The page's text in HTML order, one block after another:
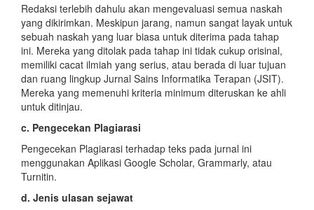
Redaksi terlebih dahulu akan mengevaluasi semua naskah
yang dikirimkan. Meskipun jarang, namun sangat layak untuk
sebuah naskah yang luar biasa untuk diterima pada tahap
ini. Mereka yang ditolak pada tahap ini tidak cukup orisinal,
memiliki cacat ilmiah yang serius, atau berada di luar tujuan
dan ruang lingkup Jurnal Sains Informatika Terapan (JSIT).
Mereka yang memenuhi kriteria minimum diteruskan ke ahli
untuk ditinjau.
c. Pengecekan Plagiarasi
Pengecekan Plagiarasi terhadap teks pada jurnal ini
menggunakan Aplikasi Google Scholar, Grammarly, atau
Turnitin.
d. Jenis ulasan sejawat